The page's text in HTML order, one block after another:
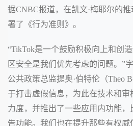
据CNBC报道，在凯文·梅耶尔的
署了《行为准则》。
“TikTok是一个鼓励积极向上和创
区安全是我们优先考虑的问题。”
公共政策总监提奥·伯特伦（Theo
于打击虚假信息，为此在技术和
力度，并推出了一些应用内功能
告功能。我们也在提升那些有权威